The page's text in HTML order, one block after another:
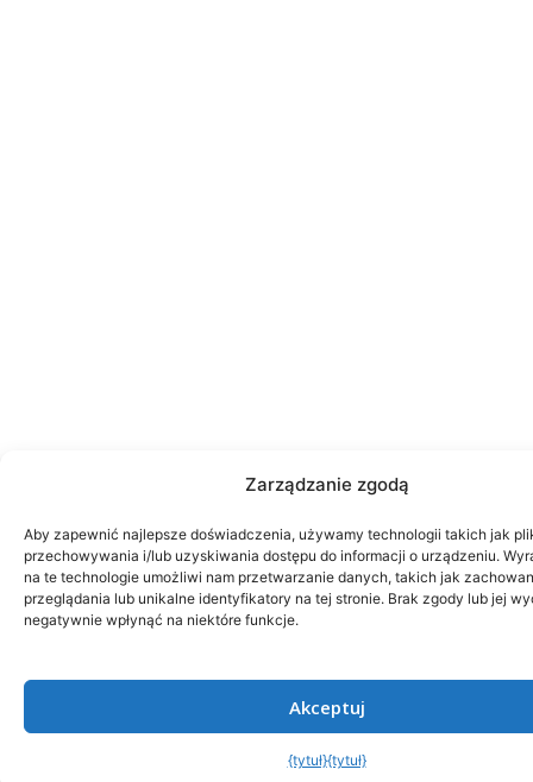
Zarządzanie zgodą
Aby zapewnić najlepsze doświadczenia, używamy technologii takich jak
przechowywania i/lub uzyskiwania dostępu do informacji o urządzeniu.
na te technologie umożliwi nam przetwarzanie danych, takich jak
przeglądania lub unikalne identyfikatory na tej stronie. Brak zgody lub jej
negatywnie wpłynąć na niektóre funkcje.
Akceptuj
{tytuł}{tytuł}